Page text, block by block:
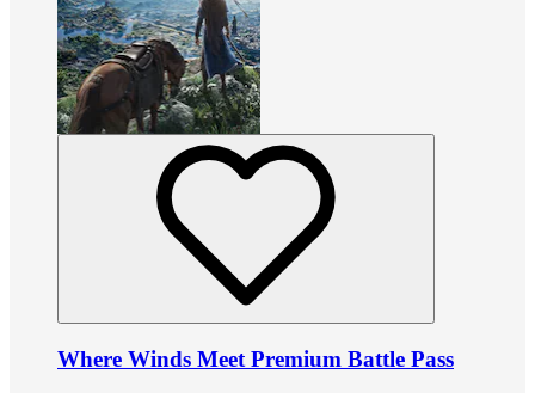
Where Winds Meet Premium Battle Pass